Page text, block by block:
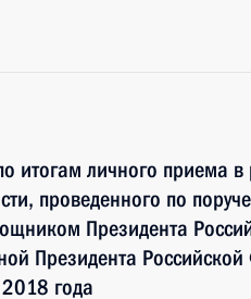
итогам личного приема
проведенного по
Президента
Президента
года